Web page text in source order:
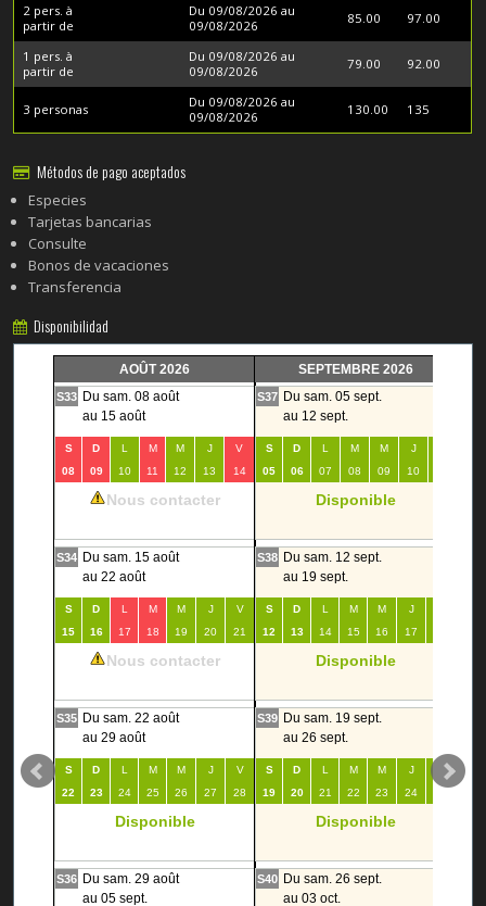
2 pers. à
partir de
Du 09/08/2026 au
09/08/2026
85.00 97.00
1 pers. à
partir de
Du 09/08/2026 au
09/08/2026
79.00 92.00
3 personas
Du 09/08/2026 au
09/08/2026
130.00 135
Métodos de pago aceptados
Especies
Tarjetas bancarias
Consulte
Bonos de vacaciones
Transferencia
Disponibilidad